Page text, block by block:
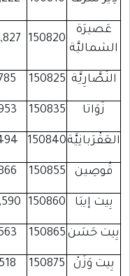
3,729
7,556
1,490
800
1,585
259
922
1,875
360
507
1,001
157
843
1,709
300
1,560
3,150
628
558
1,121
190
539
1,057
207